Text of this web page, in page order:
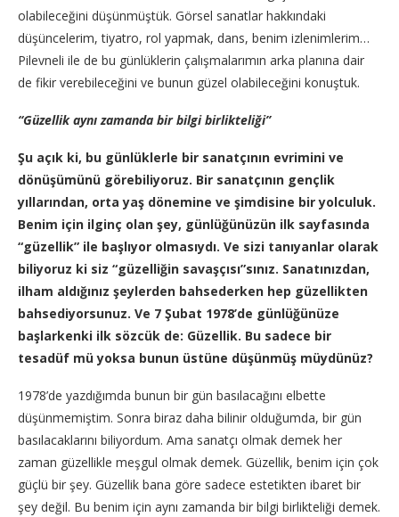
olabileceğini düşünmüştük. Görsel sanatlar hakkındaki
düşüncelerim, tiyatro, rol yapmak, dans, benim izlenimlerim…
Pilevneli ile de bu günlüklerin çalışmalarımın arka planına dair
de fikir verebileceğini ve bunun güzel olabileceğini konuştuk.
“Güzellik aynı zamanda bir bilgi birlikteliği”
Şu açık ki, bu günlüklerle bir sanatçının evrimini ve
dönüşümünü görebiliyoruz. Bir sanatçının gençlik
yıllarından, orta yaş dönemine ve şimdisine bir yolculuk.
Benim için ilginç olan şey, günlüğünüzün ilk sayfasında
“güzellik” ile başlıyor olmasıydı. Ve sizi tanıyanlar olarak
biliyoruz ki siz “güzelliğin savaşçısı”sınız. Sanatınızdan,
ilham aldığınız şeylerden bahsederken hep güzellikten
bahsediyorsunuz. Ve 7 Şubat 1978’de günlüğünüze
başlarkenki ilk sözcük de: Güzellik. Bu sadece bir
tesadüf mü yoksa bunun üstüne düşünmüş müydünüz?
1978’de yazdığımda bunun bir gün basılacağını elbette
düşünmemiştim. Sonra biraz daha bilinir olduğumda, bir gün
basılacaklarını biliyordum. Ama sanatçı olmak demek her
zaman güzellikle meşgul olmak demek. Güzellik, benim için çok
güçlü bir şey. Güzellik bana göre sadece estetikten ibaret bir
şey değil. Bu benim için aynı zamanda bir bilgi birlikteliği demek.